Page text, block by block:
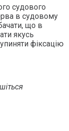
судового
в судовому
що в
якусь
фіксацію